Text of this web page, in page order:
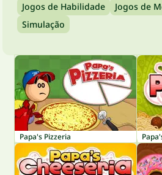
Jogos de Habilidade
Jogos de
Simulação
Papa's Pizzeria